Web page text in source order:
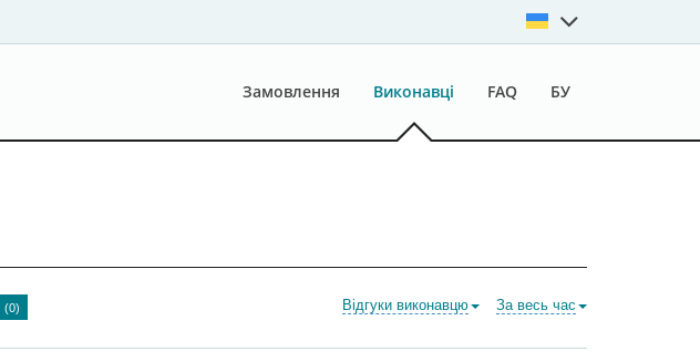
Замовлення Виконавці FAQ БУ
(0) За весь час
Відгуки виконавцю